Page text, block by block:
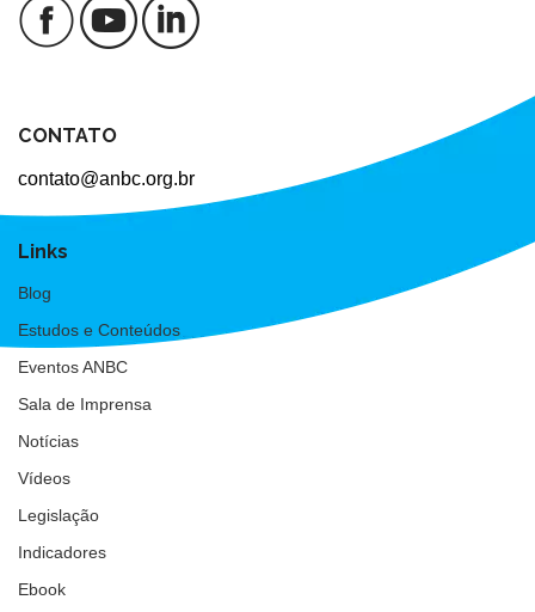
CONTATO
contato@anbc.org.br
Links
Blog
Estudos e Conteúdos
Eventos ANBC
Sala de Imprensa
Notícias
Vídeos
Legislação
Indicadores
Ebook